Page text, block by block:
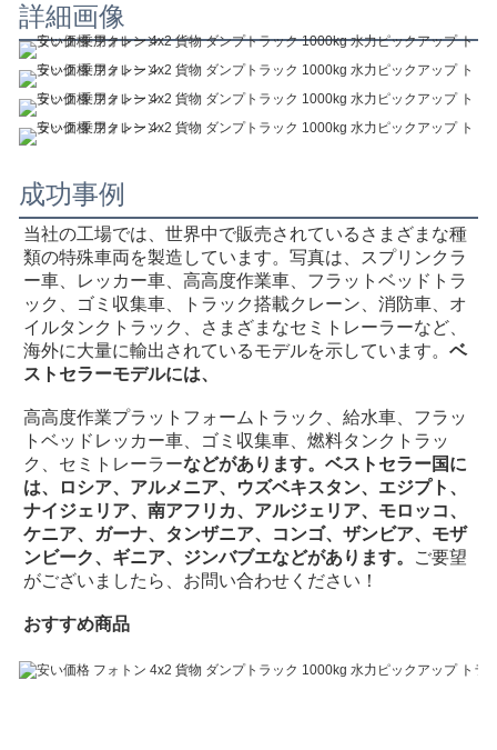
詳細画像
成功事例
当社の工場では、世界中で販売されているさまざまな種
類の特殊車両を製造しています。写真は、スプリンクラ
ー車、レッカー車、高高度作業車、フラットベッドトラ
ック、ゴミ収集車、トラック搭載クレーン、消防車、オ
イルタンクトラック、さまざまなセミトレーラーなど、
海外に大量に輸出されているモデルを示しています。 ベ
ストセラーモデルには、
高高度作業プラットフォームトラック、給水車、フラッ
トベッドレッカー車、ゴミ収集車、燃料タンクトラッ
ク、セミトレーラーなどがあります。ベストセラー国に
は、ロシア、アルメニア、ウズベキスタン、エジプト、
ナイジェリア、南アフリカ、アルジェリア、モロッコ、
ケニア、ガーナ、タンザニア、コンゴ、ザンビア、モザ
ンビーク、ギニア、ジンバブエなどがあります。
ご要望
がございましたら、お問い合わせください！
おすすめ商品